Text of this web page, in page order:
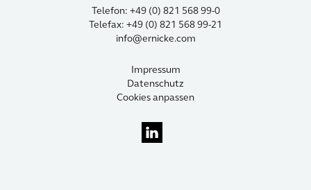
Telefon: +49 (0) 821 568 99-0
Telefax: +49 (0) 821 568 99-21
info@ernicke.com
Impressum
Datenschutz
Cookies anpassen